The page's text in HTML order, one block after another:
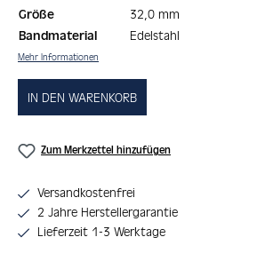
Größe
32,0 mm
Bandmaterial
Edelstahl
Mehr Informationen
IN DEN WARENKORB
Zum Merkzettel hinzufügen
Versandkostenfrei
2 Jahre Herstellergarantie
Lieferzeit 1-3 Werktage